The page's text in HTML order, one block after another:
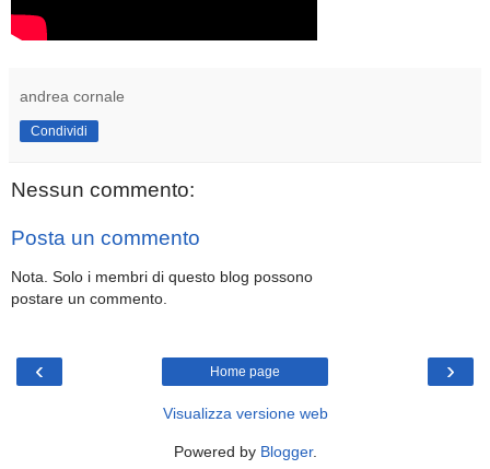
andrea cornale
Condividi
Nessun commento:
Posta un commento
Nota. Solo i membri di questo blog possono
postare un commento.
‹ ›
Home page
Visualizza versione web
Powered by Blogger.